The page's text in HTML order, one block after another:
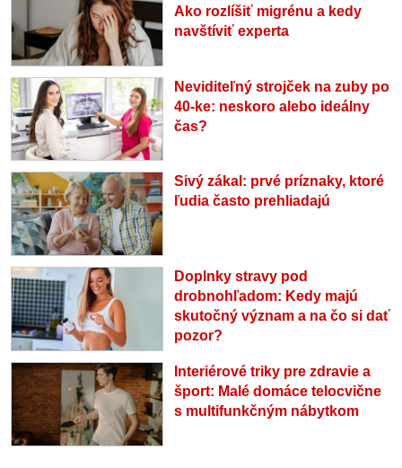
Ako rozlíšiť migrénu a kedy
navštíviť experta
Neviditeľný strojček na zuby po
40-ke: neskoro alebo ideálny
čas?
Sivý zákal: prvé príznaky, ktoré
ľudia často prehliadajú
Doplnky stravy pod
drobnohľadom: Kedy majú
skutočný význam a na čo si dať
pozor?
Interiérové triky pre zdravie a
šport: Malé domáce telocvične
s multifunkčným nábytkom